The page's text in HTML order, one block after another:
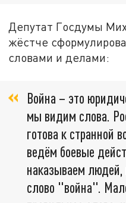
Депутат Госдумы
жёстче
словами и делами:
Война – это
мы видим слова.
готова к странной
ведём боевые
наказываем людей,
слово "война".